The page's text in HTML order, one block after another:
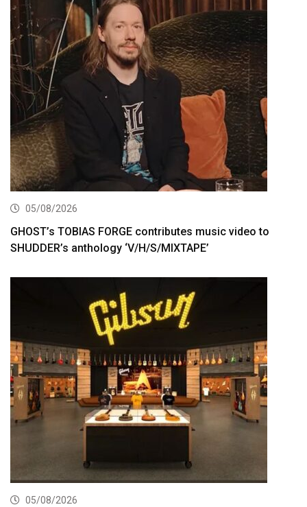
05/08/2026
GHOST’s TOBIAS FORGE contributes music video to
SHUDDER’s anthology ‘V/H/S/MIXTAPE’
05/08/2026